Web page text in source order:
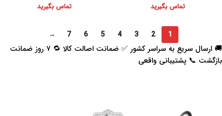
تماس بگیرید تماس بگیرید
1
2
3
4
5
6
7
→
🚚 ارسال سریع به سراسر کشور ✅ ضمانت اصالت کالا 🔁 ۷ روز ضمانت
بازگشت 📞 پشتیبانی واقعی